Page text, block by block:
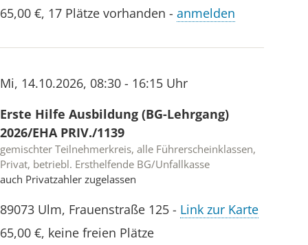
65,00 €, 17 Plätze vorhanden - anmelden
Mi, 14.10.2026, 08:30 - 16:15 Uhr
Erste Hilfe Ausbildung (BG-Lehrgang)
2026/EHA PRIV./1139
gemischter Teilnehmerkreis, alle Führerscheinklassen,
Privat, betriebl. Ersthelfende BG/Unfallkasse
auch Privatzahler zugelassen
89073 Ulm, Frauenstraße 125 - Link zur Karte
65,00 €, keine freien Plätze